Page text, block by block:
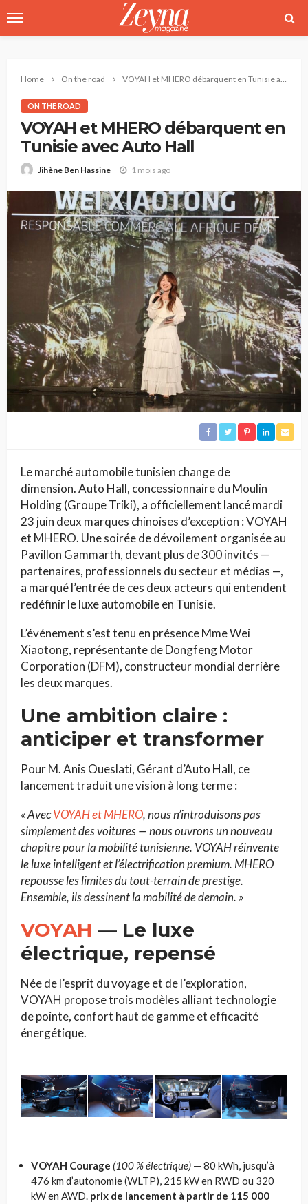
Home On the road VOYAH et MHERO débarquent en Tunisie avec Auto Hall
ON THE ROAD
VOYAH et MHERO débarquent en
Tunisie avec Auto Hall
Jihène Ben Hassine 1 mois ago
Le marché automobile tunisien change de
dimension. Auto Hall, concessionnaire du Moulin
Holding (Groupe Triki), a officiellement lancé mardi
23 juin deux marques chinoises d’exception : VOYAH
et MHERO. Une soirée de dévoilement organisée au
Pavillon Gammarth, devant plus de 300 invités —
partenaires, professionnels du secteur et médias —,
a marqué l’entrée de ces deux acteurs qui entendent
redéfinir le luxe automobile en Tunisie.
L’événement s’est tenu en présence Mme Wei
Xiaotong, représentante de Dongfeng Motor
Corporation (DFM), constructeur mondial derrière
les deux marques.
Une ambition claire :
anticiper et transformer
Pour M. Anis Oueslati, Gérant d’Auto Hall, ce
lancement traduit une vision à long terme :
« AvecVOYAH et MHERO, nous n’introduisons pas
simplement des voitures — nous ouvrons un nouveau
chapitre pour la mobilité tunisienne. VOYAH réinvente
le luxe intelligent et l’électrification premium. MHERO
repousse les limites du tout-terrain de prestige.
Ensemble, ils dessinent la mobilité de demain. »
VOYAH — Le luxe
électrique, repensé
Née de l’esprit du voyage et de l’exploration,
VOYAH propose trois modèles alliant technologie
de pointe, confort haut de gamme et efficacité
énergétique.
VOYAH Courage (100 % électrique) — 80 kWh, jusqu’à
476 km d’autonomie (WLTP), 215 kW en RWD ou 320
kW en AWD. prix de lancement à partir de 115 000